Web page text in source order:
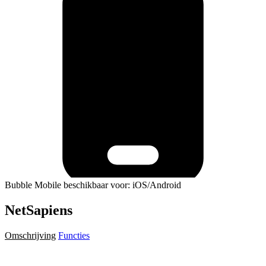
Bubble Mobile beschikbaar voor: iOS/Android
NetSapiens
Omschrijving Functies